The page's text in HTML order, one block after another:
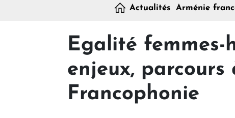
H Actualités Arménie
Egalité femmes-
enjeux, parcours
Francophonie